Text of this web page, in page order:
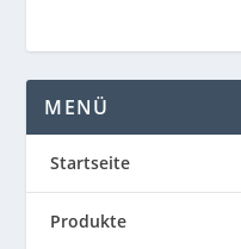
MENÜ
Startseite
Produkte